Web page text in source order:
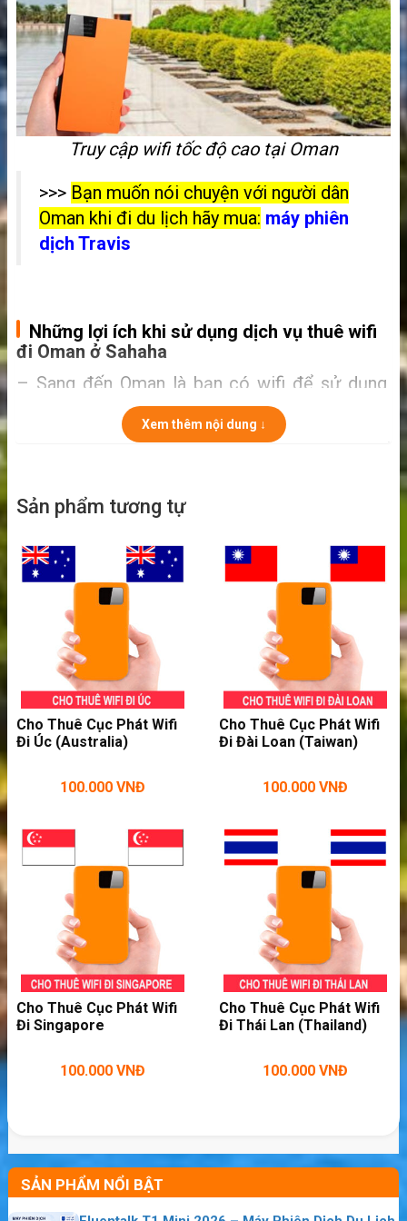
Truy cập wifi tốc độ cao tại Oman
>>> Bạn muốn nói chuyện với người dân
Oman khi đi du lịch hãy mua: máy phiên
dịch Travis
Những lợi ích khi sử dụng dịch vụ thuê wifi
đi Oman ở Sahaha
– Sang đến Oman là bạn có wifi để sử dụng,
không cần mất thời gian đi tìm mua sim hay
wifi miễn phí nữa. Dễ dàng liên lạc với gia đình,
– Chia sẻ wifi cho bạn bè, người thân dùng
chung mà không bị chậm. Tiết kiệm được chi
phí mua sim hay đăng ký chuyển vùng của từng
người.
Dùng wifi thoải mái cùng bạn bè
>>>Bạn muốn dùng Internet ở những nơi
du lịch
4G. Bạn bật lên là có wifi cho điện thoại, máy
tính bảng. Bạn dùng được mọi nơi trong chuyến
du lịch ở Oman.
Xem thêm nội dung ↓
Sản phẩm tương tự
Cho Thuê Cục Phát Wifi
Đi Úc (Australia)
100.000 VNĐ
Cho Thuê Cục Phát Wifi
Đi Đài Loan (Taiwan)
100.000 VNĐ
Cho Thuê Cục Phát Wifi
Đi Singapore
100.000 VNĐ
Cho Thuê Cục Phát Wifi
Đi Thái Lan (Thailand)
100.000 VNĐ
SẢN PHẨM NỔI BẬT